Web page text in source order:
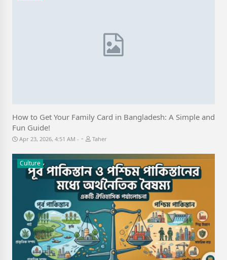
How to Get Your Family Card in Bangladesh: A Simple and
Fun Guide!
Apr 23, 2026, 4:51 AM - Taher
Culture